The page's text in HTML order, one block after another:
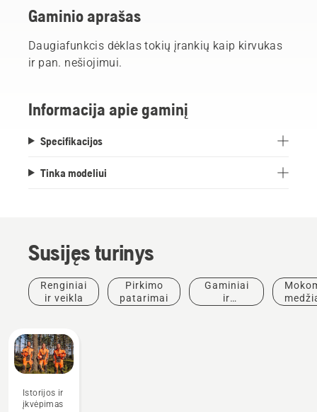
Gaminio aprašas
Daugiafunkcis dėklas tokių įrankių kaip kirvukas
ir pan. nešiojimui.
Informacija apie gaminį
Specifikacijos
Tinka modeliui
Susijęs turinys
Renginiai
ir veikla
Pirkimo
patarimai
Gaminiai
ir
Istorijos ir
įkvėpimas